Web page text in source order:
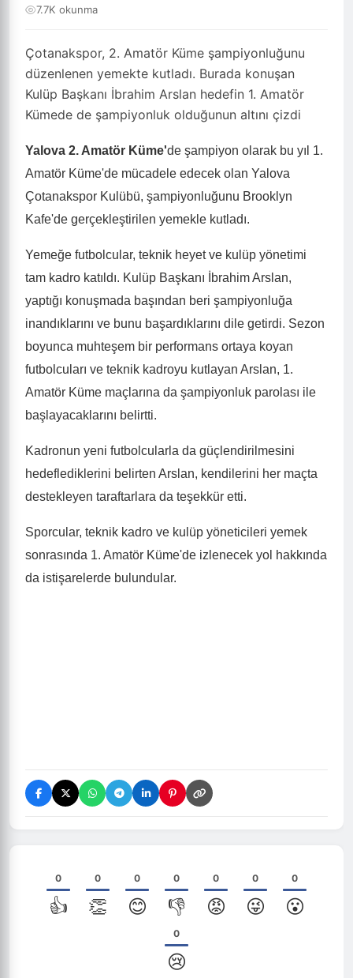
Çotanakspor, 2. Amatör Küme şampiyonluğunu
düzenlenen yemekte kutladı. Burada konuşan
Kulüp Başkanı İbrahim Arslan hedefin 1. Amatör
Kümede de şampiyonluk olduğunun altını çizdi
7.7K okunma
Yalova 2. Amatör Küme'de şampiyon olarak bu yıl 1.
Amatör Küme'de mücadele edecek olan Yalova
Çotanakspor Kulübü, şampiyonluğunu Brooklyn
Kafe'de gerçekleştirilen yemekle kutladı.
Yemeğe futbolcular, teknik heyet ve kulüp yönetimi
tam kadro katıldı. Kulüp Başkanı İbrahim Arslan,
yaptığı konuşmada başından beri şampiyonluğa
inandıklarını ve bunu başardıklarını dile getirdi. Sezon
boyunca muhteşem bir performans ortaya koyan
futbolcuları ve teknik kadroyu kutlayan Arslan, 1.
Amatör Küme maçlarına da şampiyonluk parolası ile
başlayacaklarını belirtti.
Kadronun yeni futbolcularla da güçlendirilmesini
hedeflediklerini belirten Arslan, kendilerini her maçta
destekleyen taraftarlara da teşekkür etti.
Sporcular, teknik kadro ve kulüp yöneticileri yemek
sonrasında 1. Amatör Küme'de izlenecek yol hakkında
da istişarelerde bulundular.
0
👍
0
👏
0
😊
0
👎
0
😡
0
😜
0
😮
0
😢